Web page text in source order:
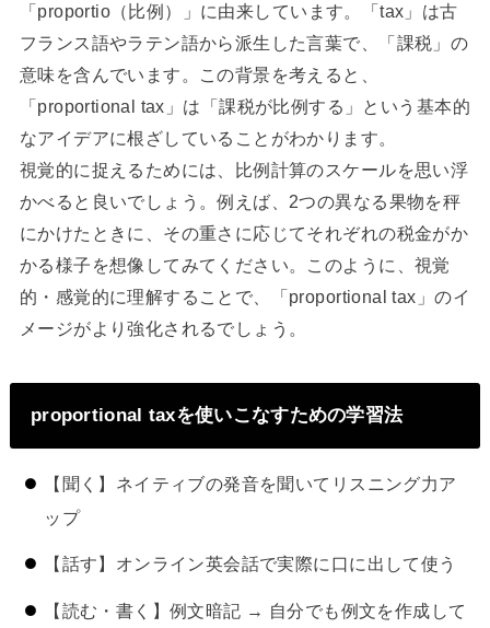
「proportio（比例）」に由来しています。「tax」は古
フランス語やラテン語から派生した言葉で、「課税」の
意味を含んでいます。この背景を考えると、
「proportional tax」は「課税が比例する」という基本的
なアイデアに根ざしていることがわかります。
視覚的に捉えるためには、比例計算のスケールを思い浮
かべると良いでしょう。例えば、2つの異なる果物を秤
にかけたときに、その重さに応じてそれぞれの税金がか
かる様子を想像してみてください。このように、視覚
的・感覚的に理解することで、「proportional tax」のイ
メージがより強化されるでしょう。
proportional taxを使いこなすための学習法
【聞く】ネイティブの発音を聞いてリスニング力ア
ップ
【話す】オンライン英会話で実際に口に出して使う
【読む・書く】例文暗記 → 自分でも例文を作成して